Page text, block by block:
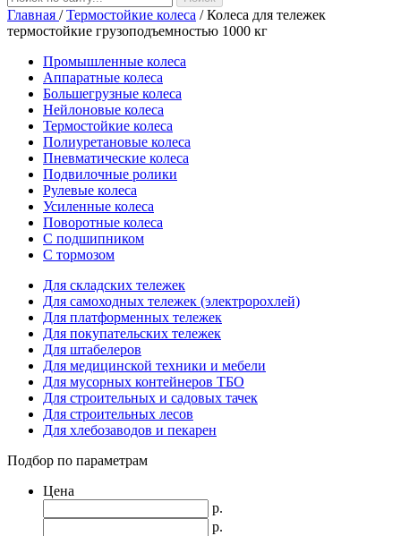
Главная / Термостойкие колеса / Колеса для тележек
термостойкие грузоподъемностью 1000 кг
Промышленные колеса
Аппаратные колеса
Большегрузные колеса
Нейлоновые колеса
Термостойкие колеса
Полиуретановые колеса
Пневматические колеса
Подвилочные ролики
Рулевые колеса
Усиленные колеса
Поворотные колеса
С подшипником
С тормозом
Для складских тележек
Для самоходных тележек (электророхлей)
Для платформенных тележек
Для покупательских тележек
Для штабелеров
Для медицинской техники и мебели
Для мусорных контейнеров ТБО
Для строительных и садовых тачек
Для строительных лесов
Для хлебозаводов и пекарен
Подбор по параметрам
Цена
р.
р.